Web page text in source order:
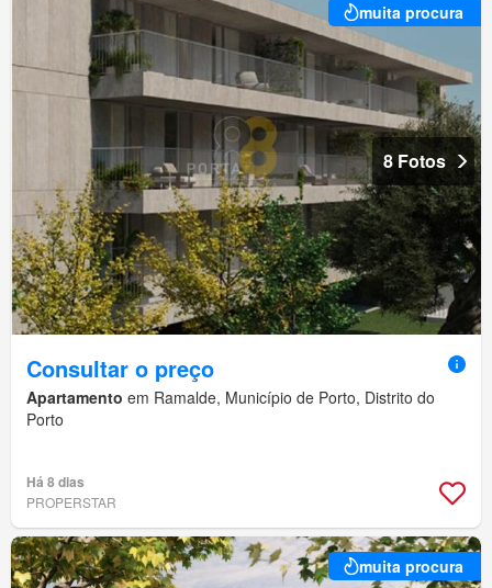
muita procura
8 Fotos
Consultar o preço
Apartamento em Ramalde, Município de Porto, Distrito do
Porto
Há 8 dias
PROPERSTAR
muita procura